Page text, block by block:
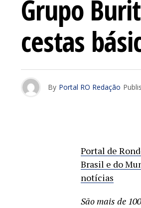
Grupo
cestas
By Portal RO Redação
Portal de
Brasil e do
notícias
São mais de